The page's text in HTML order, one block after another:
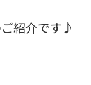
紹介です♪